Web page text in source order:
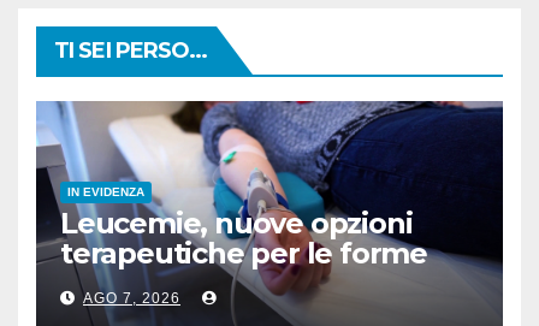
TI SEI PERSO...
IN EVIDENZA
Leucemie, nuove opzioni
terapeutiche per le forme
acute
AGO 7, 2026